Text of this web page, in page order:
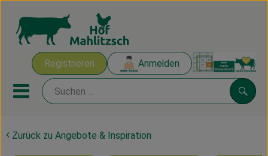
Registrieren Anmelden
Mobiles Menu öffnen oder
Ökokisten
Zurück zu Angebote & Inspiration